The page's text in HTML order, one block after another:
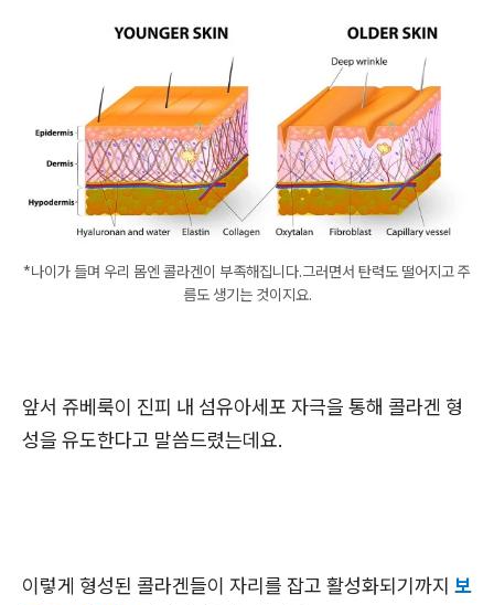
*나이가 들며 우리 몸엔 콜라겐이 부족해집니다.그러면서 탄력도 떨어지고 주
름도 생기는 것이지요.
앞서 쥬베룩이 진피 내 섬유아세포 자극을 통해 콜라겐 형
성을 유도한다고 말씀드렸는데요.
이렇게 형성된 콜라겐들이 자리를 잡고 활성화되기까지 보